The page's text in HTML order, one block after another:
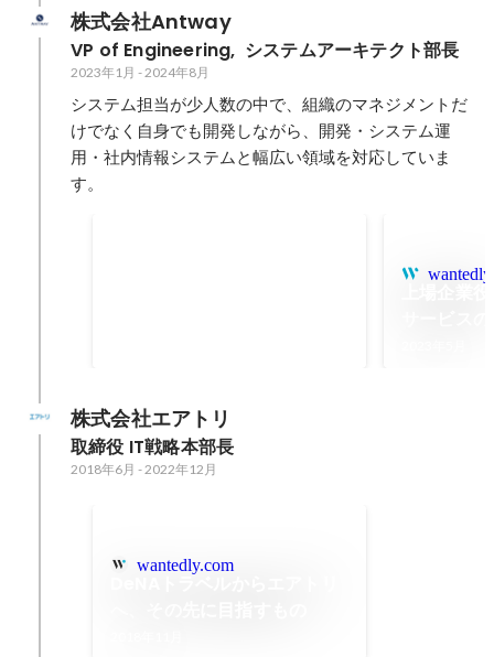
株式会社Antway
VP of Engineering,  システムアーキテクト部長
2023年1月 -2024年8月
システム担当が少人数の中で、組織のマネジメントだ
けでなく自身でも開発しながら、開発・システム運
用・社内情報システムと幅広い領域を対応していま
す。
株式会社エアトリ
取締役 IT戦略本部長
2018年6月 -2022年12月
wantedly.com